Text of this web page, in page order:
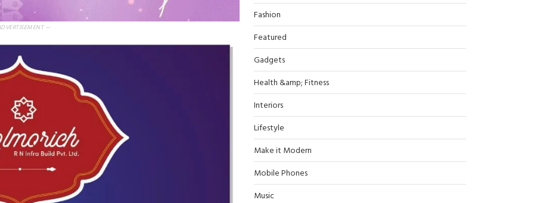
—
Fashion
Featured
Gadgets
Health &amp; Fitness
Interiors
Lifestyle
Make it Modern
Mobile Phones
Music